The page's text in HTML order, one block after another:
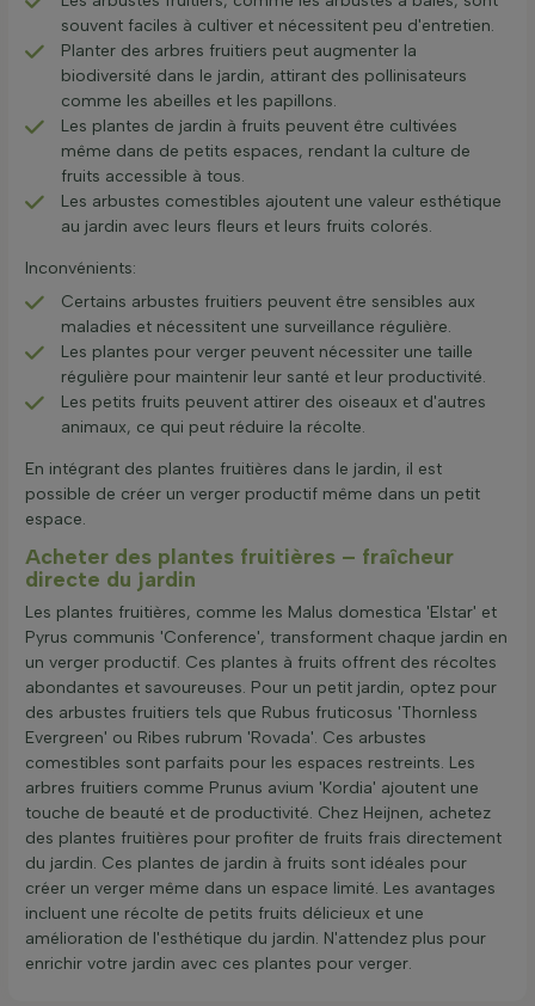
souvent faciles à cultiver et nécessitent peu d'entretien.
Planter des arbres fruitiers peut augmenter la
biodiversité dans le jardin, attirant des pollinisateurs
comme les abeilles et les papillons.
Les plantes de jardin à fruits peuvent être cultivées
même dans de petits espaces, rendant la culture de
fruits accessible à tous.
Les arbustes comestibles ajoutent une valeur esthétique
au jardin avec leurs fleurs et leurs fruits colorés.
Inconvénients:
Certains arbustes fruitiers peuvent être sensibles aux
maladies et nécessitent une surveillance régulière.
Les plantes pour verger peuvent nécessiter une taille
régulière pour maintenir leur santé et leur productivité.
Les petits fruits peuvent attirer des oiseaux et d'autres
animaux, ce qui peut réduire la récolte.
En intégrant des plantes fruitières dans le jardin, il est
possible de créer un verger productif même dans un petit
espace.
Acheter des plantes fruitières – fraîcheur
directe du jardin
Les plantes fruitières, comme les Malus domestica 'Elstar' et
Pyrus communis 'Conference', transforment chaque jardin en
un verger productif. Ces plantes à fruits offrent des récoltes
abondantes et savoureuses. Pour un petit jardin, optez pour
des arbustes fruitiers tels que Rubus fruticosus 'Thornless
Evergreen' ou Ribes rubrum 'Rovada'. Ces arbustes
comestibles sont parfaits pour les espaces restreints. Les
arbres fruitiers comme Prunus avium 'Kordia' ajoutent une
touche de beauté et de productivité. Chez Heijnen, achetez
des plantes fruitières pour profiter de fruits frais directement
du jardin. Ces plantes de jardin à fruits sont idéales pour
créer un verger même dans un espace limité. Les avantages
incluent une récolte de petits fruits délicieux et une
amélioration de l'esthétique du jardin. N'attendez plus pour
enrichir votre jardin avec ces plantes pour verger.